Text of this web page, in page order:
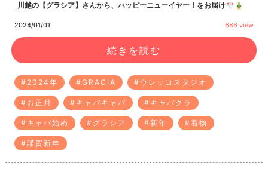
2024/01/01 686 view
川越の【グラシア】さんから、ハッピーニューイヤー！をお届け🎌🎍
#2024年 #GRACIA #ウレッコスタジオ
#お正月 #キャバキャバ #キャバクラ
#キャバ始め #グラシア #新年 #着物
#謹賀新年
続きを読む